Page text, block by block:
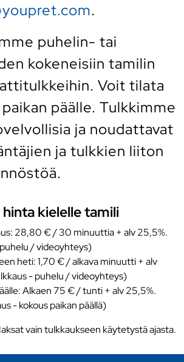
.
puhelin- tai
kokeneisiin tamilin
Voit tilata
päälle. Tulkkimme
ja noudattavat
ja tulkkien liiton
kielelle tamili
28,80 € / 30 minuuttia + alv 25,5%.
/ videoyhteys)
heti: 1,70 € / alkava minuutti + alv
- puhelu / videoyhteys)
Alkaen 75 € / tunti + alv 25,5%.
- kokous paikan päällä)
vain tulkkaukseen käytetystä ajasta.